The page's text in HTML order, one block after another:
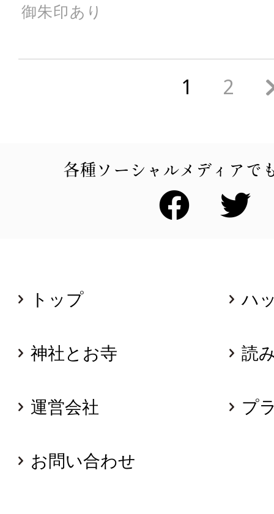
御朱印あり
1 2
各種ソーシャルメディアで
トップ ハ
神社とお寺 読
運営会社 プ
お問い合わせ